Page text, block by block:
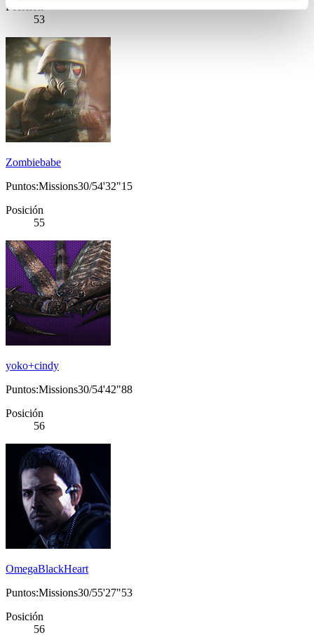
Posición
53
Zombiebabe
Puntos:Missions30/54'32"15
Posición
55
yoko+cindy
Puntos:Missions30/54'42"88
Posición
56
OmegaBlackHeart
Puntos:Missions30/55'27"53
Posición
56